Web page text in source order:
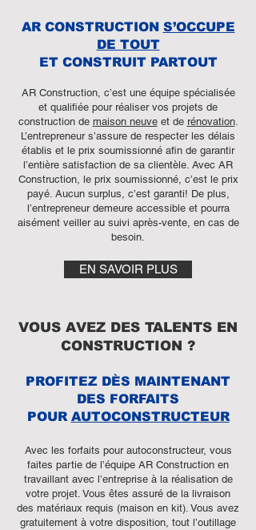
AR CONSTRUCTION S’OCCUPE
DE TOUT
ET CONSTRUIT PARTOUT
AR Construction, c’est une équipe spécialisée
et qualifiée pour réaliser vos projets de
construction de maison neuveet de rénovation.
L’entrepreneur s’assure de respecter les délais
établis et le prix soumissionné afin de garantir
l’entière satisfaction de sa clientèle. Avec AR
Construction, le prix soumissionné, c’est le prix
payé. Aucun surplus, c’est garanti! De plus,
l’entrepreneur demeure accessible et pourra
aisément veiller au suivi après-vente, en cas de
besoin.
EN SAVOIR PLUS
VOUS AVEZ DES TALENTS EN
CONSTRUCTION ?
PROFITEZ DÈS MAINTENANT
DES FORFAITS
POUR AUTOCONSTRUCTEUR
Avec les forfaits pour autoconstructeur, vous
faites partie de l’équipe AR Construction en
travaillant avec l’entreprise à la réalisation de
votre projet. Vous êtes assuré de la livraison
des matériaux requis (maison en kit). Vous avez
gratuitement à votre disposition, tout l’outillage